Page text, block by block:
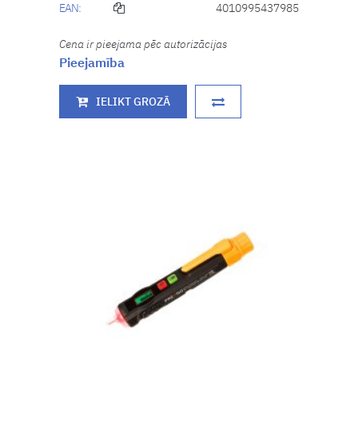
EAN:
4010995437985
Cena ir pieejama pēc autorizācijas
Pieejamība
IELIKT GROZĀ